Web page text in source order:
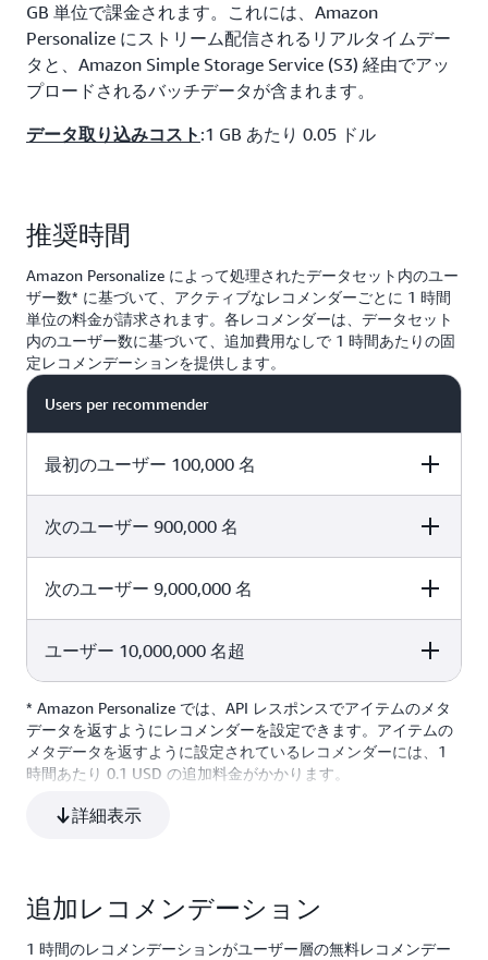
GB 単位で課金されます。これには、Amazon
Personalize にストリーム配信されるリアルタイムデー
タと、Amazon Simple Storage Service (S3) 経由でアッ
プロードされるバッチデータが含まれます。
データ取り込みコスト :1 GB あたり 0.05 ドル
推奨時間
Amazon Personalize によって処理されたデータセット内のユー
ザー数* に基づいて、アクティブなレコメンダーごとに 1 時間
単位の料金が請求されます。各レコメンダーは、データセット
内のユーザー数に基づいて、追加費用なしで 1 時間あたりの固
定レコメンデーションを提供します。
Users per recommender
最初のユーザー 100,000 名
Price per 100,000
Free recommendations per
次のユーザー 900,000 名
Price per 100,000
Free recommendations per
次のユーザー 9,000,000 名
Price per 100,000
Free recommendations per
0.018 USD 9,000
ユーザー 10,000,000 名超
Price per 100,000
users
Free recommendations per
hour
* Amazon Personalize では、API レスポンスでアイテムのメタ
データを返すようにレコメンダーを設定できます。アイテムの
メタデータを返すように設定されているレコメンダーには、1
時間あたり 0.1 USD の追加料金がかかります。
詳細表示
追加レコメンデーション
1 時間のレコメンデーションがユーザー層の無料レコメンデー